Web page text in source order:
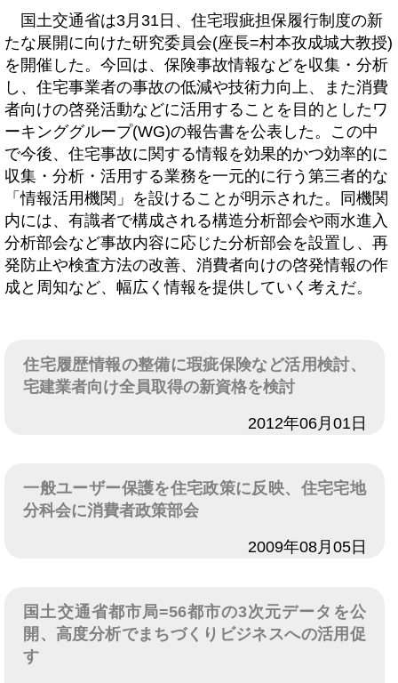
国土交通省は3月31日、住宅瑕疵担保履行制度の新
たな展開に向けた研究委員会(座長=村本孜成城大教授)
を開催した。今回は、保険事故情報などを収集・分析
し、住宅事業者の事故の低減や技術力向上、また消費
者向けの啓発活動などに活用することを目的としたワ
ーキンググループ(WG)の報告書を公表した。この中
で今後、住宅事故に関する情報を効果的かつ効率的に
収集・分析・活用する業務を一元的に行う第三者的な
「情報活用機関」を設けることが明示された。同機関
内には、有識者で構成される構造分析部会や雨水進入
分析部会など事故内容に応じた分析部会を設置し、再
発防止や検査方法の改善、消費者向けの啓発情報の作
成と周知など、幅広く情報を提供していく考えだ。
住宅履歴情報の整備に瑕疵保険など活用検討、
宅建業者向け全員取得の新資格を検討
2012年06月01日
一般ユーザー保護を住宅政策に反映、住宅宅地
分科会に消費者政策部会
2009年08月05日
国土交通省都市局=56都市の3次元データを公
開、高度分析でまちづくりビジネスへの活用促
す